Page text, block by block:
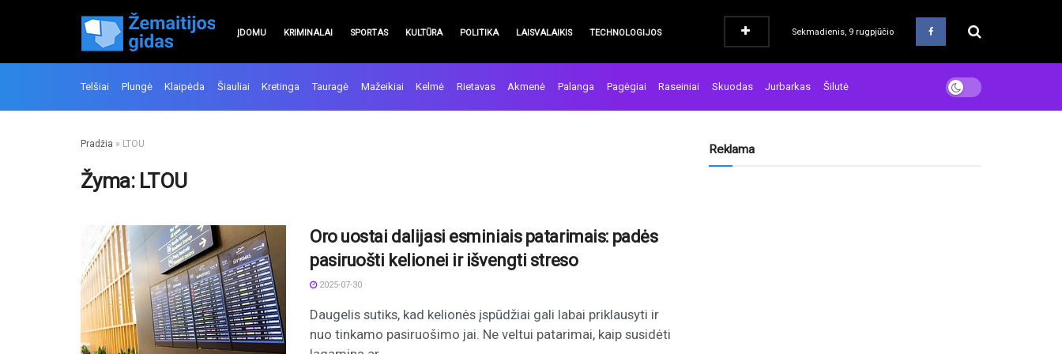
ĮDOMU KRIMINALAI SPORTAS KULTŪRA POLITIKA LAISVALAIKIS TECHNOLOGIJOS Sekmadienis, 9 rugpjūčio
Telšiai Plungė Klaipėda Šiauliai Kretinga Tauragė Mažeikiai Kelmė Rietavas Akmenė Palanga Pagėgiai Raseiniai Skuodas Jurbarkas Šilutė
Pradžia » LTOU
Žyma: LTOU
Oro uostai dalijasi esminiais patarimais: padės
pasiruošti kelionei ir išvengti streso
2025-07-30
Daugelis sutiks, kad kelionės įspūdžiai gali labai priklausyti ir
nuo tinkamo pasiruošimo jai. Ne veltui patarimai, kaip susidėti
Reklama